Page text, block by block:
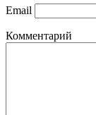
Email
Комментарий